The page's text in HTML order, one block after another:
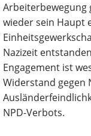
Arbeiterbewegung
wieder sein Haupt
Nazizeit
Engagement ist
Widerstand gegen
NPD-Verbots.